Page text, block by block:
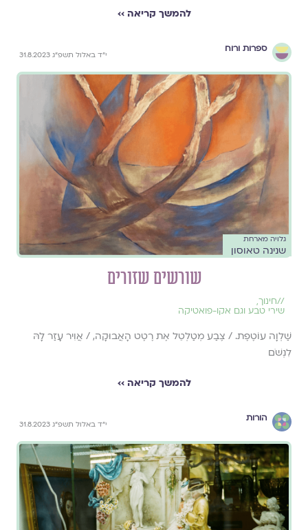
להמשך קריאה ››
ספרות ורוח
י״ד באלול תשפ״ג 31.8.2023
גלויה מארחת
שנינה טאוסון
שורשים שזורים
//חינוך,
שירי טבע וגם אקו-פואטיקה
שַׁלְוָה עוֹטֶפֶת. / צֶבַע מְטַלְטֵל אֶת רֶטֶט הָאֲבוּקָה, / אֲוִיר עָזַר לָהּ
לִנְשֹׁם
להמשך קריאה ››
הורות
י״ד באלול תשפ״ג 31.8.2023